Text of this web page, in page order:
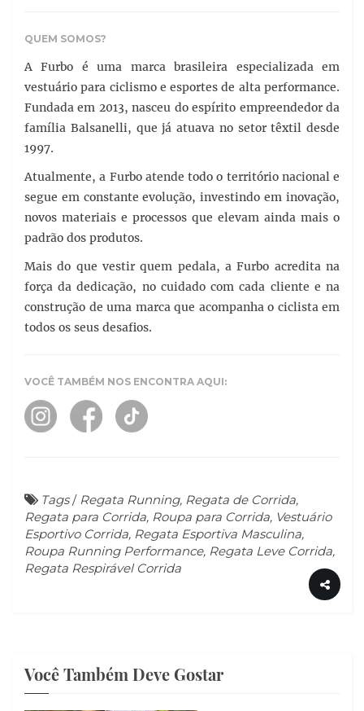
QUEM SOMOS?
A Furbo é uma marca brasileira especializada em
vestuário para ciclismo e esportes de alta performance.
Fundada em 2013, nasceu do espírito empreendedor da
família Balsanelli, que já atuava no setor têxtil desde
1997.
Atualmente, a Furbo atende todo o território nacional e
segue em constante evolução, investindo em inovação,
novos materiais e processos que elevam ainda mais o
padrão dos produtos.
Mais do que vestir quem pedala, a Furbo acredita na
força da dedicação, no cuidado com cada cliente e na
construção de uma marca que acompanha o ciclista em
todos os seus desafios.
VOCÊ TAMBÉM NOS ENCONTRA AQUI:
Tags/ Regata Running, Regata de Corrida,
Regata para Corrida, Roupa para Corrida, Vestuário
Esportivo Corrida, Regata Esportiva Masculina,
Roupa Running Performance, Regata Leve Corrida,
Regata Respirável Corrida
Você Também Deve Gostar